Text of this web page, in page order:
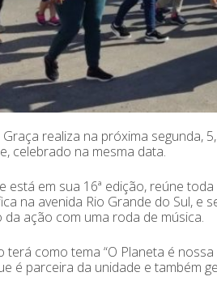
Graça realiza na próxima segunda,
celebrado na mesma data.
está em sua 16ª edição, reúne
na avenida Rio Grande do Sul,
ação com uma roda de música.
terá como tema “O Planeta é
é parceira da unidade e também